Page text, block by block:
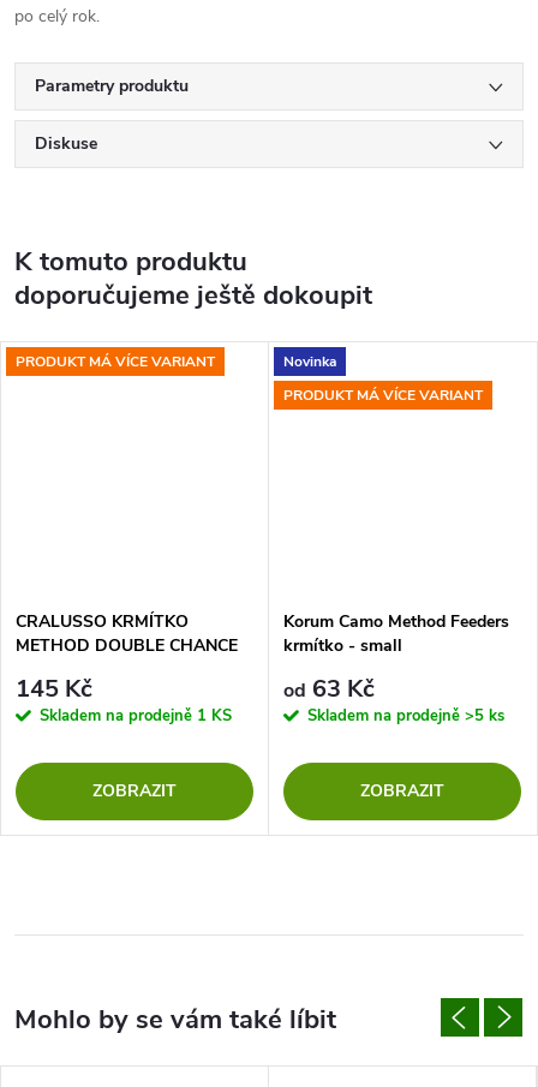
po celý rok.
Parametry produktu
Diskuse
K tomuto produktu
doporučujeme ještě dokoupit
PRODUKT MÁ VÍCE VARIANT
CRALUSSO KRMÍTKO
METHOD DOUBLE CHANCE
145 Kč
Skladem na prodejně 1 KS
ZOBRAZIT
Novinka
PRODUKT MÁ VÍCE VARIANT
Korum Camo Method Feeders
krmítko - small
od 63 Kč
Skladem na prodejně >5 ks
ZOBRAZIT